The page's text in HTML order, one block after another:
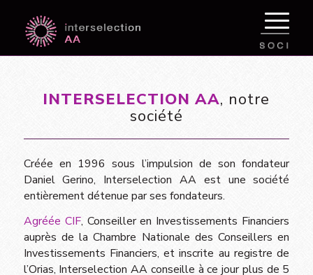
INTERSELECTION AA, notre
société
Créée en 1996 sous l’impulsion de son fondateur
Daniel Gerino, Interselection AA est une société
entièrement détenue par ses fondateurs.
Agréée CIF, Conseiller en Investissements Financiers
auprès de la Chambre Nationale des Conseillers en
Investissements Financiers, et inscrite au registre de
l’Orias, Interselection AA conseille à ce jour plus de 5